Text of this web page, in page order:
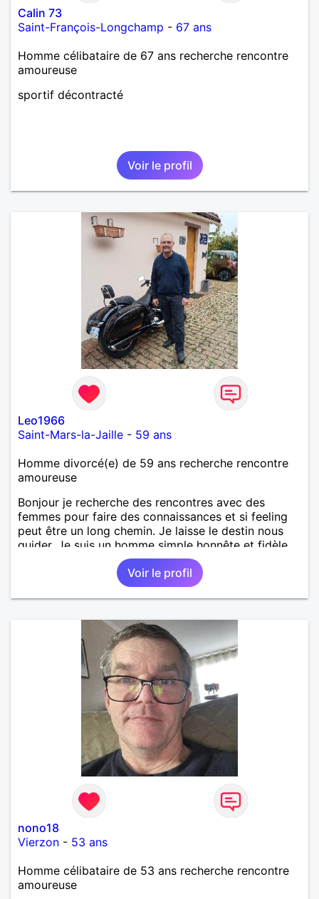
Calin 73
Saint-François-Longchamp - 67 ans
Homme célibataire de 67 ans recherche rencontre
amoureuse
sportif décontracté
Voir le profil
Leo1966
Saint-Mars-la-Jaille - 59 ans
Homme divorcé(e) de 59 ans recherche rencontre
amoureuse
Bonjour je recherche des rencontres avec des
femmes pour faire des connaissances et si feeling
peut être un long chemin. Je laisse le destin nous
guider. Je suis un homme simple honnête et fidèle.
Voir le profil
nono18
Vierzon - 53 ans
Homme célibataire de 53 ans recherche rencontre
amoureuse